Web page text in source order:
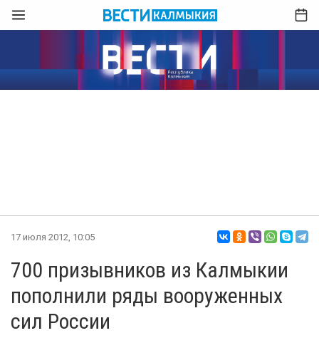
17 июля 2012, 10:05
700 призывников из Калмыкии
пополнили ряды вооруженных
сил России